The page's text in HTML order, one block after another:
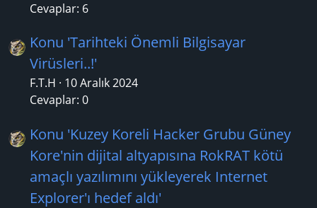
Cevaplar: 6
Konu 'Tarihteki Önemli Bilgisayar
Virüsleri..!'
F.T.H
10 Aralık 2024
Cevaplar: 0
Konu 'Kuzey Koreli Hacker Grubu Güney
Kore'nin dijital altyapısına RokRAT kötü
amaçlı yazılımını yükleyerek Internet
Explorer'ı hedef aldı'